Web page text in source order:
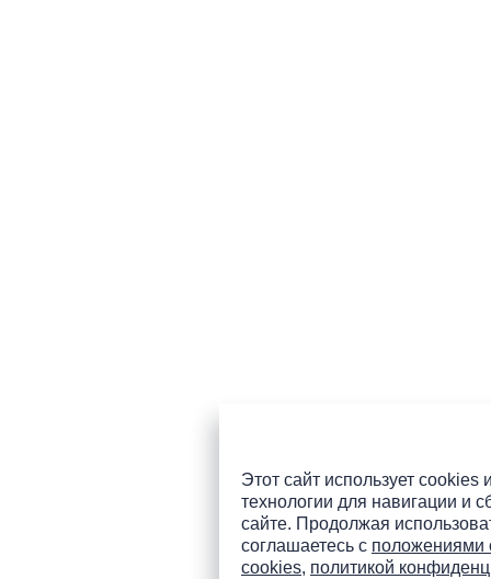
Этот сайт использует cookies
технологии для навигации и
сайте. Продолжая
соглашаетесь с положениями
cookies, политикой